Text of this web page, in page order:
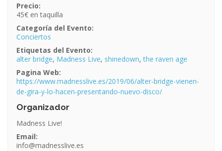
Precio:
45€
Categoría del Evento:
Conciertos
Etiquetas del Evento:
alter bridge, Madness Live, shinedown,the raven age
Pagina Web:
https://www.madnesslive.es/2019/06/alter-bridge-vienen-
de-gira-y-lo-hacen-presentando-nuevo-disco/
Organizador
Madness Live!
Email:
info@madnesslive.es